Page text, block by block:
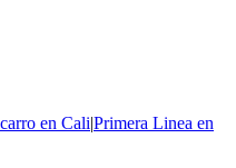
en Cali|Primera Linea en